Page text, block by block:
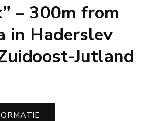
– 300m from
in Haderslev
Jutland